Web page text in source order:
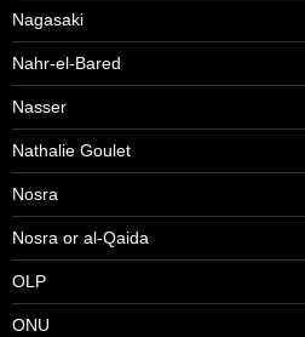
Nagasaki
Nahr-el-Bared
Nasser
Nathalie Goulet
Nosra
Nosra or al-Qaida
OLP
ONU